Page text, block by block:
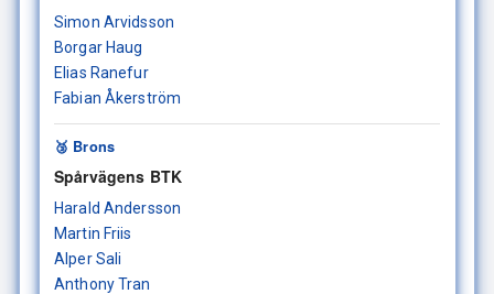
Simon Arvidsson
Borgar Haug
Elias Ranefur
Fabian Åkerström
🥉 Brons
Spårvägens BTK
Harald Andersson
Martin Friis
Alper Sali
Anthony Tran